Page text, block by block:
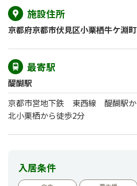
施設住所
京都府京都市伏見区小栗栖牛ケ淵
最寄駅
醍醐駅
京都市営地下鉄 東西線 醍醐駅
北小栗栖から徒歩2分
入居条件